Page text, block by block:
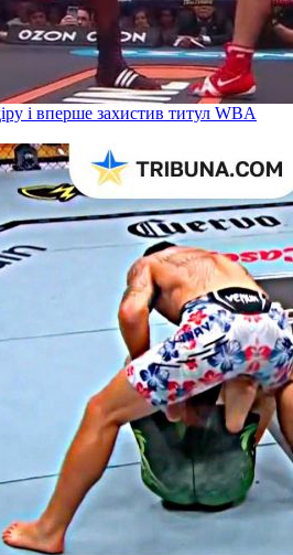
і вперше захистив титул WBA